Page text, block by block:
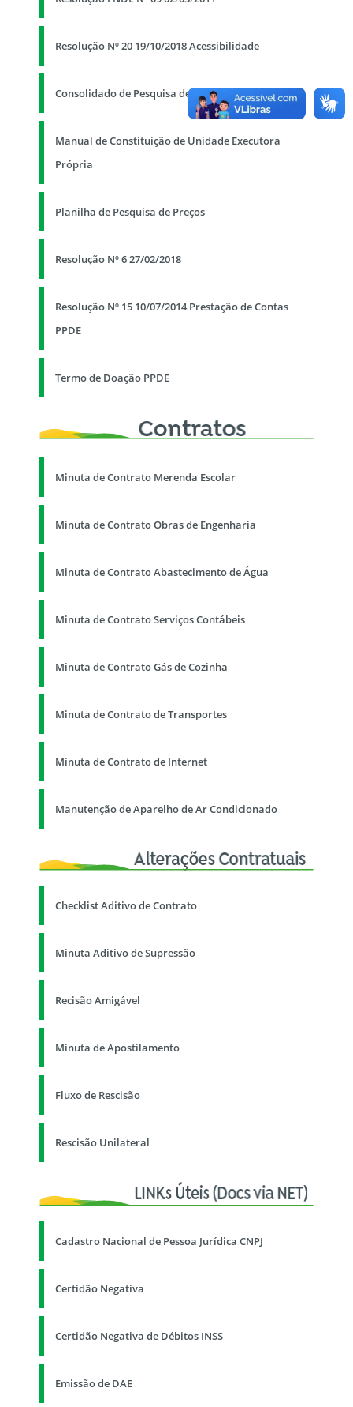
Resolução Nº 20 19/10/2018 Acessibilidade
Consolidado de Pesquisa de Preços (Formulário)
Manual de Constituição de Unidade Executora
Própria
Planilha de Pesquisa de Preços
Resolução Nº 6 27/02/2018
Resolução Nº 15 10/07/2014 Prestação de Contas
PPDE
Termo de Doação PPDE
Minuta de Contrato Merenda Escolar
Minuta de Contrato Obras de Engenharia
Minuta de Contrato Abastecimento de Água
Minuta de Contrato Serviços Contábeis
Minuta de Contrato Gás de Cozinha
Minuta de Contrato de Transportes
Minuta de Contrato de Internet
Manutenção de Aparelho de Ar Condicionado
Checklist Aditivo de Contrato
Minuta Aditivo de Supressão
Recisão Amigável
Minuta de Apostilamento
Fluxo de Rescisão
Rescisão Unilateral
Cadastro Nacional de Pessoa Jurídica CNPJ
Certidão Negativa
Certidão Negativa de Débitos INSS
Emissão de DAE